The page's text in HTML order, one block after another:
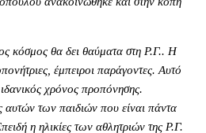
κόσμος θα δει θαύματα στη Ρ.Γ.. Η
έμπειροι παράγοντες. Αυτό
χρόνος προπόνησης.
αυτών των παιδιών που είναι πάντα
η ηλικίες των αθλητριών της Ρ.Γ.